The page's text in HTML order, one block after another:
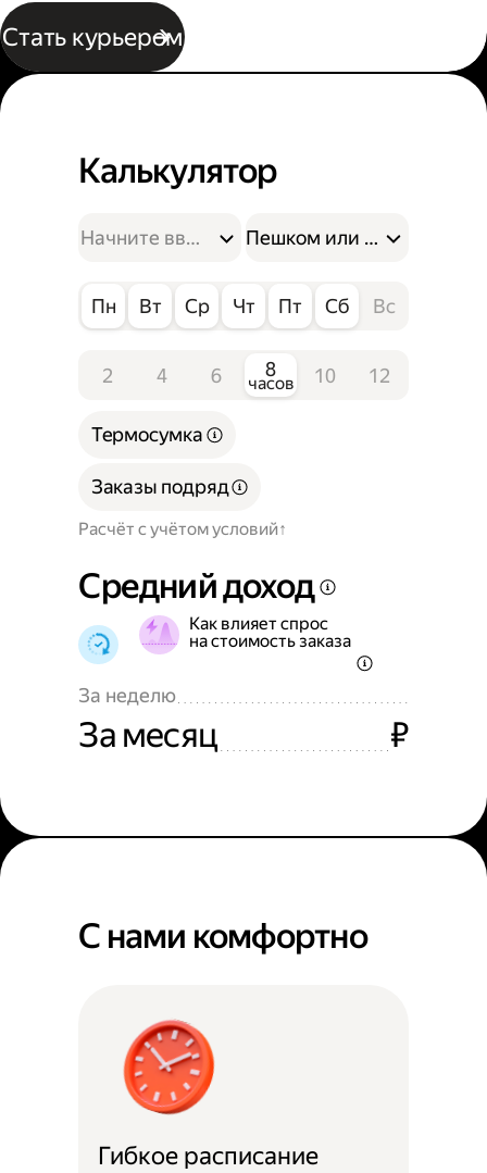
Стать курьером
Калькулятор
Пешком или на
Пн Вт Ср Чт Пт Сб Вс
2 4 6 8
часов 10 12
Расчёт с учётом условий
Термосумка
Заказы подряд
Средний доход
Как влияет спрос
на стоимость заказа
За неделю
За месяц ₽
С нами комфортно
Гибкое расписание